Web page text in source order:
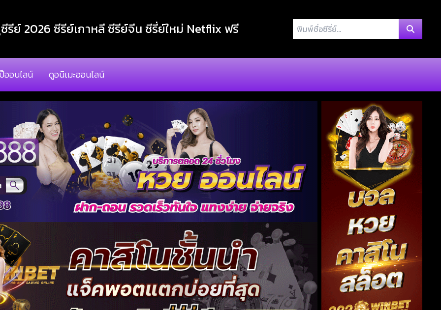
รีย์ 2026 ซีรีย์เกาหลี ซีรีย์จีน ซีรี่ย์ใหม่ Netflix ฟรี
พิมพ์
ชื่อ
รี่
ออนไลน์ ดูอนิเมะออนไลน์